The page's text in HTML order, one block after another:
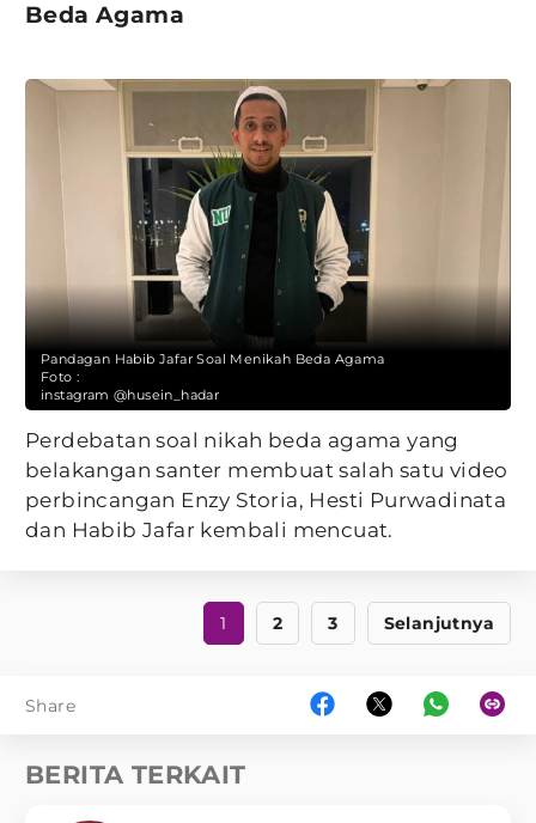
Beda Agama
Pandagan Habib Jafar Soal Menikah Beda Agama
Foto :
instagram @husein_hadar
Perdebatan soal nikah beda agama yang
belakangan santer membuat salah satu video
perbincangan Enzy Storia, Hesti Purwadinata
dan Habib Jafar kembali mencuat.
1 2 3 Selanjutnya
Share
BERITA TERKAIT